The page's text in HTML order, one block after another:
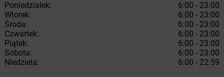
Poniedziałek:
6:00 - 23:00
Wtorek:
6:00 - 23:00
Środa:
6:00 - 23:00
Czwartek:
6:00 - 23:00
Piątek:
6:00 - 23:00
Sobota:
6:00 - 23:00
Niedziela:
6:00 - 22:59